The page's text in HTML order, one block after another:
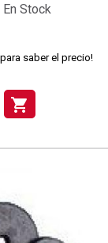
En Stock
para saber el precio!
shopping_cart